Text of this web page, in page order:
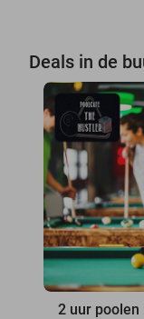
Deals in de
2 uur